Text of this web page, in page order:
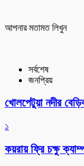
আপনার মতামত লিখুন
সর্বশেষ
জনপ্রিয়
খোলপেটুয়া নদীর
১
কয়রায় ফ্রি চক্ষু